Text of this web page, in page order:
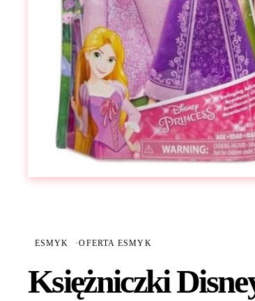
ESMYK ·OFERTA ESMYK
Księżniczki